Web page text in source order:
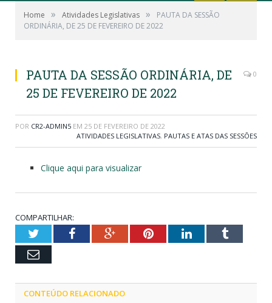
Home » Atividades Legislativas »
PAUTA DA SESSÃO
ORDINÁRIA, DE 25 DE FEVEREIRO DE 2022
PAUTA DA SESSÃO ORDINÁRIA, DE
25 DE FEVEREIRO DE 2022
0
POR CR2-ADMIN5 EM 25 DE FEVEREIRO DE 2022
ATIVIDADES LEGISLATIVAS, PAUTAS E ATAS DAS SESSÕES
Clique aqui para visualizar
COMPARTILHAR:
TwitterFacebookGoogle+PinterestLinkedInTumblr
Email
CONTEÚDO RELACIONADO